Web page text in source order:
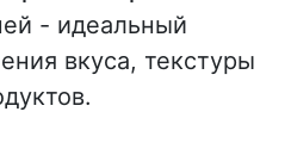
- идеальный
вкуса, текстуры